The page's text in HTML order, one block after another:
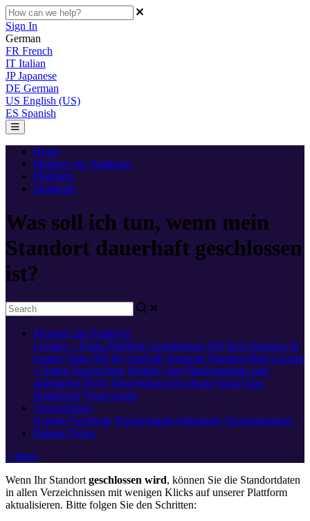
Sign In
German
FR French
IT Italian
JP Japanese
DE German
US English (US)
ES Spanish
Home
Meistern der Plattform
Plattform
Standorte
Was soll ich tun, wenn mein
Standort dauerhaft geschlossen
ist?
Meistern der Plattform
Locator + Pages Plattform Anleitungen API Best Practices In
meiner Nähe 360 KI Analytik Startseite Standort-Hub Locator
+ Seiten Nachrichten Mobile-App Plattformstatus und
allgemeine FAQs Bewertungsverwaltung Sozial Das
Dashboard Neuerungen
Verzeichnisse
Google Facebook Verzeichnisse Allgemein Verzeichnisliste
Release Notes
+ More
Wenn Ihr Standort geschlossen wird, können Sie die Standortdaten
in allen Verzeichnissen mit wenigen Klicks auf unserer Plattform
aktualisieren. Bitte folgen Sie den Schritten: